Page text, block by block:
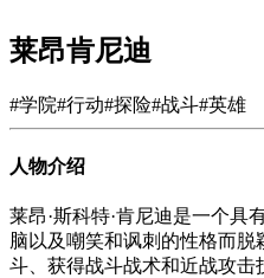
莱昂肯尼迪
#学院#行动#探险#战斗#英雄
人物介绍
莱昂·斯科特·肯尼迪是一个
脑以及嘲笑和讽刺的性格而
斗、获得战斗战术和近战攻